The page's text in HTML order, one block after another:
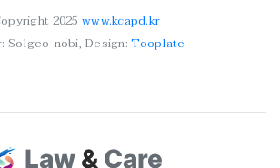
2025www.kcapd.kr
Solgeo-nobi, Design:Tooplate
Law & Care